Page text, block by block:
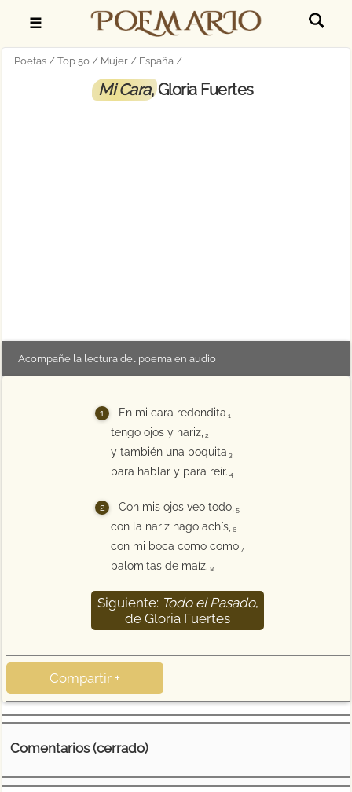
☰
Poetas Top 50 Mujer España
Mi Cara, Gloria Fuertes
Acompañe la lectura del poema en audio
En mi cara redondita 1
tengo ojos y nariz, 2
y también una boquita 3
para hablar y para reír. 4
Con mis ojos veo todo, 5
con la nariz hago achís, 6
con mi boca como como 7
palomitas de maíz. 8
Siguiente: Todo el Pasado,
de Gloria Fuertes
Compartir +
Comentarios (cerrado)